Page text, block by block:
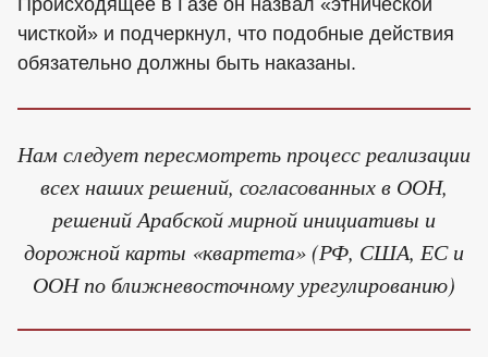
чисткой» и подчеркнул, что подобные действия
обязательно должны быть наказаны.
Нам следует пересмотреть процесс реализации
всех наших решений, согласованных в ООН,
решений Арабской мирной инициативы и
дорожной карты «квартета» (РФ, США, ЕС и
ООН по ближневосточному урегулированию)